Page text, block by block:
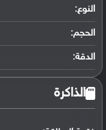
النوع:
الحجم:
الدقة:
الذاكرة